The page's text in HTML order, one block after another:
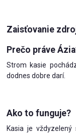
Zaisťovanie
Prečo práve
Strom kasie
dodnes dobre darí.
Ako to funguje?
Kasia je